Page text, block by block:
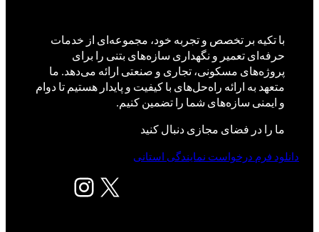
با تکیه بر تخصص و تجربه خود، مجموعه‌ای از خدمات
حرفه‌ای تعمیر و نگهداری سازه‌های بتنی را برای
پروژه‌های مسکونی، تجاری و صنعتی ارائه می‌دهد. ما
متعهد به ارائه راه‌حل‌های با کیفیت و پایدار هستیم تا دوام
و ایمنی سازه‌های شما را تضمین کنیم.
ما را در فضای مجازی دنبال کنید
X اینستاگرم
دانلود فرم درخواست نمایندگی استانی